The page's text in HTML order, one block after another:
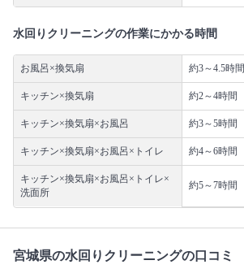
水回りクリーニングの作業にかかる時間
お風呂×換気扇 約3～4.5時間
キッチン×換気扇 約2～4時間
キッチン×換気扇×お風呂 約3～5時間
キッチン×換気扇×お風呂×トイレ 約4～6時間
キッチン×換気扇×お風呂×トイレ×
洗面所
約5～7時間
宮城県の水回りクリーニングの口コミ